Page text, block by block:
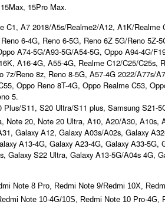
15Pro Max.
C1, A7 2018/A5s/Realme2/A12, A1K/
6-4G, Reno 6-5G, Reno 6Z 5G/Reno 5Z-
A74-5G/A93-5G/A54-5G, Oppo A94-4G/
A16-4G, A55-4G, Realme C12/C25/C25s,
7z/Reno 8z, Reno 8-5G, A57-4G 2022/A77s/
Oppo Reno 8T-4G, Oppo Realme C53,
5.
S11, S20 Ultra/S11 plus, Samsung S21-
Note 20, Note 20 Ultra, A10, A20/A30, A10s,
Galaxy A12, Galaxy A03s/A02s, Galaxy
A13-4G, Galaxy A23-4G, Galaxy A33-
Galaxy S22 Ultra, Galaxy A13-5G/A04s 4G,
Note 8 Pro, Redmi Note 9/Redmi 10X,
Note 10-4G/10S, Redmi Note 10 Pro-